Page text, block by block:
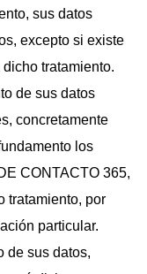
sus datos
excepto si existe
tratamiento.
de sus datos
concretamente
los
CONTACTO 365,
tratamiento, por
particular.
de sus datos,